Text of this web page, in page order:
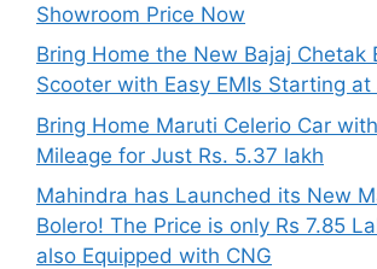
Showroom Price Now
Bring Home the New Bajaj Chetak
Scooter with Easy EMIs Starting
Bring Home Maruti Celerio Car
Mileage for Just Rs. 5.37 lakh
Mahindra has Launched its New
Bolero! The Price is only Rs 7.85
also Equipped with CNG